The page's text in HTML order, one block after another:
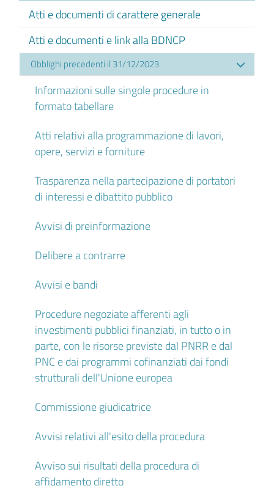
Atti e documenti di carattere generale
Atti e documenti e link alla BDNCP
Obblighi precedenti il 31/12/2023
Informazioni sulle singole procedure in
formato tabellare
Atti relativi alla programmazione di lavori,
opere, servizi e forniture
Trasparenza nella partecipazione di portatori
di interessi e dibattito pubblico
Avvisi di preinformazione
Delibere a contrarre
Avvisi e bandi
Procedure negoziate afferenti agli
investimenti pubblici finanziati, in tutto o in
parte, con le risorse previste dal PNRR e dal
PNC e dai programmi cofinanziati dai fondi
strutturali dell'Unione europea
Commissione giudicatrice
Avvisi relativi all'esito della procedura
Avviso sui risultati della procedura di
affidamento diretto